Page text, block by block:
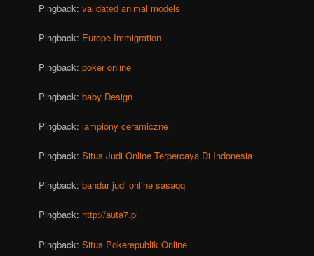
Pingback:validated animal models
Pingback: Europe Immigration
Pingback:poker online
Pingback:baby Design
Pingback:lampiony ceramiczne
Pingback:Situs Judi Online Terpercaya Di Indonesia
Pingback:bandar judi online sasaqq
Pingback: http://auta7.pl
Pingback:Situs Pokerepublik Online